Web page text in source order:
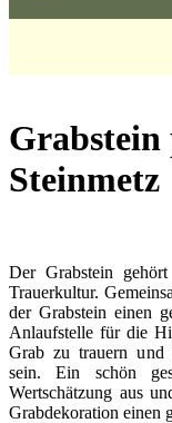
Steinmetz
Der Grabstein
Trauerkultur.
der Grabstein einen
Anlaufstelle für die
Grab zu trauern und
sein. Ein schön
Wertschätzung aus
Grabdekoration einen